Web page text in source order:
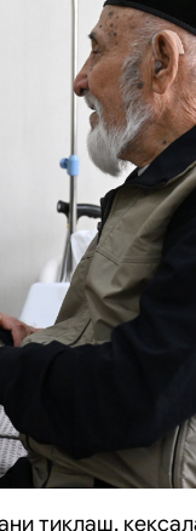
тиклаш,